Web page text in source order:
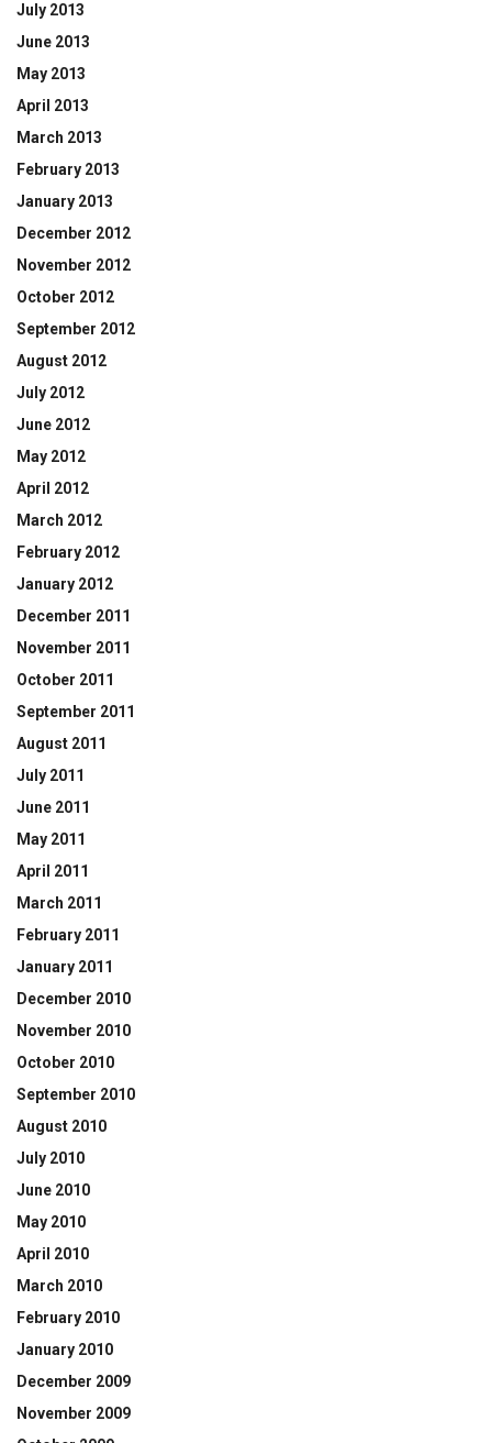
July 2013
June 2013
May 2013
April 2013
March 2013
February 2013
January 2013
December 2012
November 2012
October 2012
September 2012
August 2012
July 2012
June 2012
May 2012
April 2012
March 2012
February 2012
January 2012
December 2011
November 2011
October 2011
September 2011
August 2011
July 2011
June 2011
May 2011
April 2011
March 2011
February 2011
January 2011
December 2010
November 2010
October 2010
September 2010
August 2010
July 2010
June 2010
May 2010
April 2010
March 2010
February 2010
January 2010
December 2009
November 2009